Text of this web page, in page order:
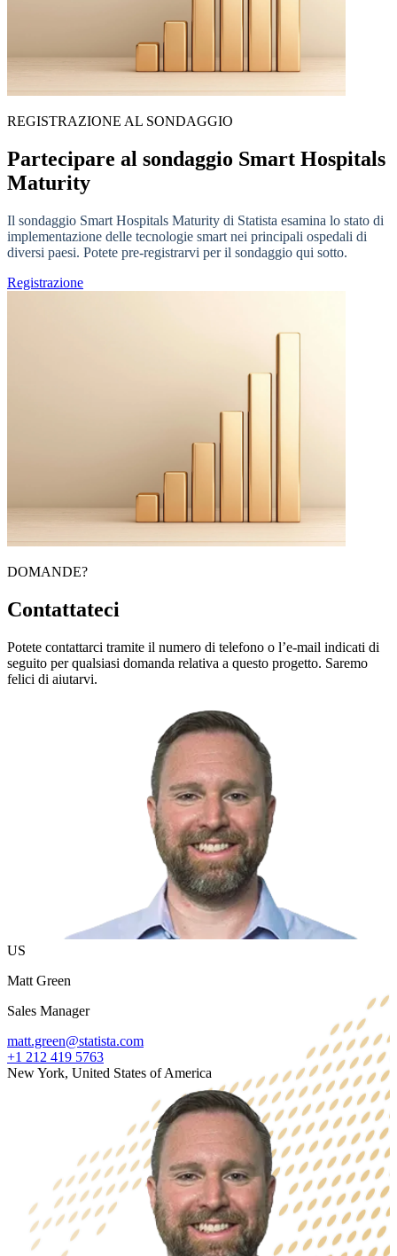
REGISTRAZIONE AL SONDAGGIO
Partecipare al sondaggio Smart Hospitals
Maturity
Il sondaggio Smart Hospitals Maturity di Statista esamina lo stato di
implementazione delle tecnologie smart nei principali ospedali di
diversi paesi. Potete pre-registrarvi per il sondaggio qui sotto.
Registrazione
DOMANDE?
Contattateci
Potete contattarci tramite il numero di telefono o l’e-mail indicati di
seguito per qualsiasi domanda relativa a questo progetto. Saremo
felici di aiutarvi.
US
Matt Green
Sales Manager
matt.green@statista.com
+1 212 419 5763
New York, United States of America